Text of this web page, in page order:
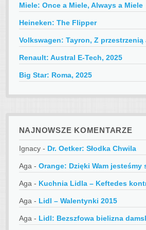
Miele: Once a Miele, Always a Miele
Heineken: The Flipper
Volkswagen: Tayron, Z przestrzenią
Renault: Austral E-Tech, 2025
Big Star: Roma, 2025
NAJNOWSZE KOMENTARZE
Ignacy- Dr. Oetker: Słodka Chwila
Aga - Orange: Dzięki Wam jesteśmy
Aga - Kuchnia Lidla – Keftedes kontra
Aga - Lidl – Walentynki 2015
Aga - Lidl: Bezszfowa bielizna